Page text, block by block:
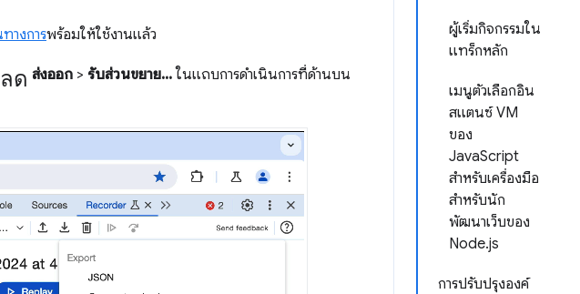
ผู้เริ่มกิจกรรมใน
แทร็กหลัก
เมนูตัวเลือกอิน
สแตนซ์ VM
ของ
JavaScript
สำหรับเครื่องมือ
สำหรับนัก
พัฒนาเว็บของ
Node.js
การปรับปรุงองค์
างการพร้อมให้ใช้งานแล้ว
ด ส่งออก > รับส่วนขยาย... ในแถบการดำเนินการที่ด้านบน